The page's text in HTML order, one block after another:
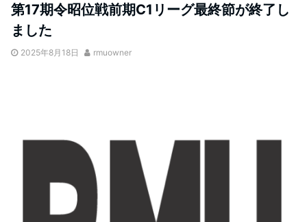
第17期令昭位戦前期C1リーグ最終節が終了し
ました
2025年8月18日 rmuowner